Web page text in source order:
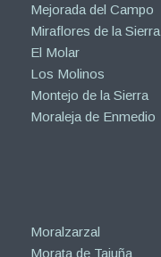
Mejorada del Campo
Miraflores de la Sierra
El Molar
Los Molinos
Montejo de la Sierra
Moraleja de Enmedio
Moralzarzal
Morata de Tajuña